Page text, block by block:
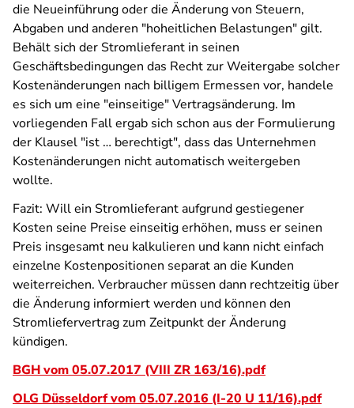
die Neueinführung oder die Änderung von Steuern,
Abgaben und anderen "hoheitlichen Belastungen" gilt.
Behält sich der Stromlieferant in seinen
Geschäftsbedingungen das Recht zur Weitergabe solcher
Kostenänderungen nach billigem Ermessen vor, handele
es sich um eine "einseitige" Vertragsänderung. Im
vorliegenden Fall ergab sich schon aus der Formulierung
der Klausel "ist … berechtigt", dass das Unternehmen
Kostenänderungen nicht automatisch weitergeben
wollte.
Fazit: Will ein Stromlieferant aufgrund gestiegener
Kosten seine Preise einseitig erhöhen, muss er seinen
Preis insgesamt neu kalkulieren und kann nicht einfach
einzelne Kostenpositionen separat an die Kunden
weiterreichen. Verbraucher müssen dann rechtzeitig über
die Änderung informiert werden und können den
Stromliefervertrag zum Zeitpunkt der Änderung
kündigen.
BGH vom 05.07.2017 (VIII ZR 163/16).pdf
OLG Düsseldorf vom 05.07.2016 (I-20 U 11/16).pdf